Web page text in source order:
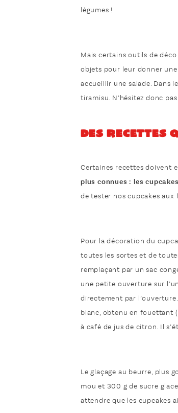
légumes !
Mais certains outils de
objets pour leur donner
accueillir une salade. Dans
tiramisu. N’hésitez donc
Des recettes
Certaines recettes doivent
plus connues : les
de tester nos cupcakes aux
Pour la décoration du
toutes les sortes et de
remplaçant par un sac
une petite ouverture sur
directement par
blanc, obtenu en fouettant
à café de jus de citron. Il
Le glaçage au beurre, plus
mou et 300 g de sucre
attendre que les cupcakes